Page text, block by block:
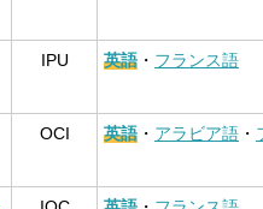
IPU 英語 ・ フランス語
OCI 英語 ・ アラビア語 ・